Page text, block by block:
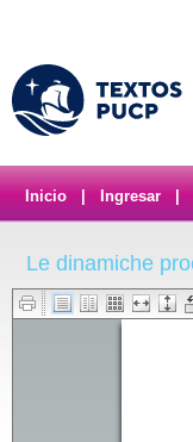
Inicio Ingresar
Le dinamiche